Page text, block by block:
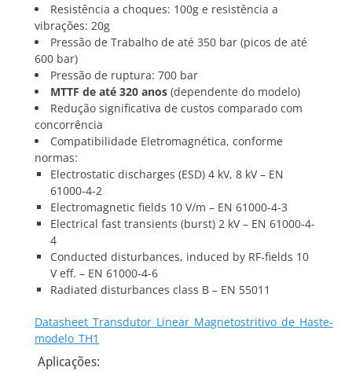
Resistência a choques: 100g e resistência a
vibrações: 20g
Pressão de Trabalho de até 350 bar (picos de até
600 bar)
Pressão de ruptura: 700 bar
MTTF de até 320 anos (dependente do modelo)
Redução significativa de custos comparado com
concorrência
Compatibilidade Eletromagnética, conforme
normas:
Electrostatic discharges (ESD) 4 kV, 8 kV – EN
61000-4-2
Electromagnetic fields 10 V/m – EN 61000-4-3
Electrical fast transients (burst) 2 kV – EN 61000-4-
4
Conducted disturbances, induced by RF-fields 10
V eff. – EN 61000-4-6
Radiated disturbances class B – EN 55011
Datasheet_Transdutor_Linear_Magnetostritivo_de_Haste-
modelo_TH1
Aplicações: